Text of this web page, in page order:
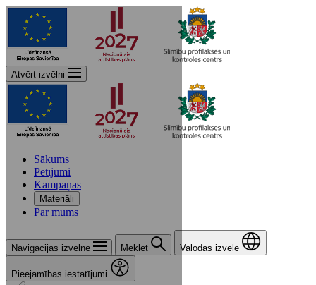
Atvērt izvēlni
Sākums
Pētījumi
Kampaņas
Materiāli
Par mums
Navigācijas izvēlne Meklēt Valodas izvēle
Pieejamības iestatījumi